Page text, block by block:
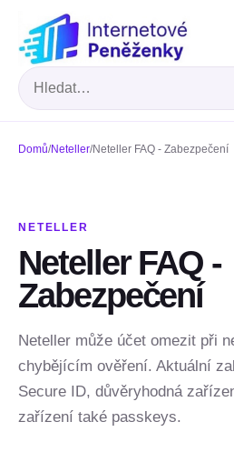
Hledat
Domů/Neteller/Neteller FAQ - Zabezpečení
NETELLER
Neteller FAQ -
Zabezpečení
Neteller může účet omezit při
chybějícím ověření. Aktuální
Secure ID, důvěryhodná
zařízení také passkeys.